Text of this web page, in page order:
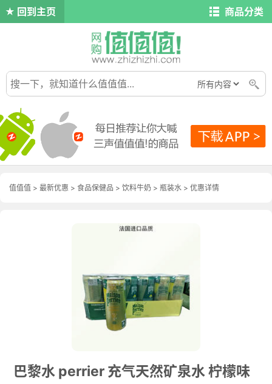
回到主页 商品分类
值值值 > 最新优惠 > 食品保健品 > 饮料牛奶 > 瓶装水 > 优惠详情
巴黎水 perrier 充气天然矿泉水 柠檬味